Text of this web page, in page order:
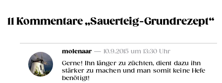
11 Kommentare „Sauerteig-Grundrezept“
molenaar — 10.9.2015 um 13:30 Uhr
Gerne! Ihn länger zu züchten, dient dazu ihn
stärker zu machen und man somit keine Hefe
benötigt!